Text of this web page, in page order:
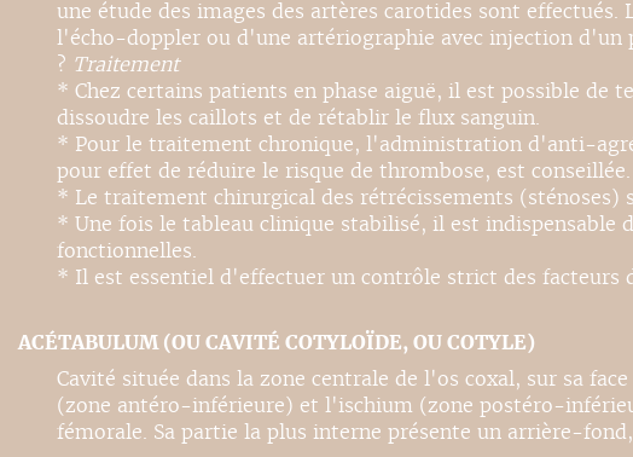
une étude des images des artères carotides sont
l'écho-doppler ou d'une artériographie avec injection d'un
? Traitement
* Chez certains patients en phase aiguë, il est possible de
dissoudre les caillots et de rétablir le flux sanguin.
* Pour le traitement chronique, l'administration d'anti-
pour effet de réduire le risque de thrombose, est conseillée.
* Le traitement chirurgical des rétrécissements
* Une fois le tableau clinique stabilisé, il est
fonctionnelles.
* Il est essentiel d'effectuer un contrôle strict des facteurs
ACÉTABULUM (OU CAVITÉ COTYLOÏDE, OU COTYLE)
Cavité située dans la zone centrale de l'os coxal, sur sa
(zone antéro-inférieure) et l'ischium (zone postéro-
fémorale. Sa partie la plus interne présente un arrière-